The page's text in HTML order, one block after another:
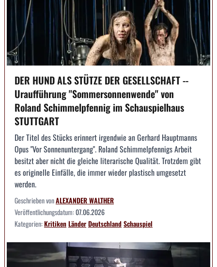
DER HUND ALS STÜTZE DER GESELLSCHAFT --
Uraufführung "Sommersonnenwende" von
Roland Schimmelpfennig im Schauspielhaus
STUTTGART
Der Titel des Stücks erinnert irgendwie an Gerhard Hauptmanns
Opus "Vor Sonnenuntergang". Roland Schimmelpfennigs Arbeit
besitzt aber nicht die gleiche literarische Qualität. Trotzdem gibt
es originelle Einfälle, die immer wieder plastisch umgesetzt
werden.
Geschrieben vonALEXANDER WALTHER
Veröffentlichungsdatum:07.06.2026
Kategorien:KritikenLänderDeutschlandSchauspiel